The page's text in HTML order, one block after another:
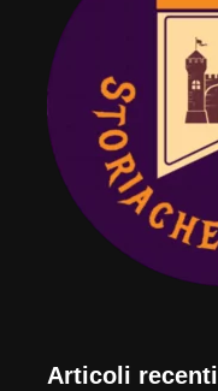
Articoli recenti